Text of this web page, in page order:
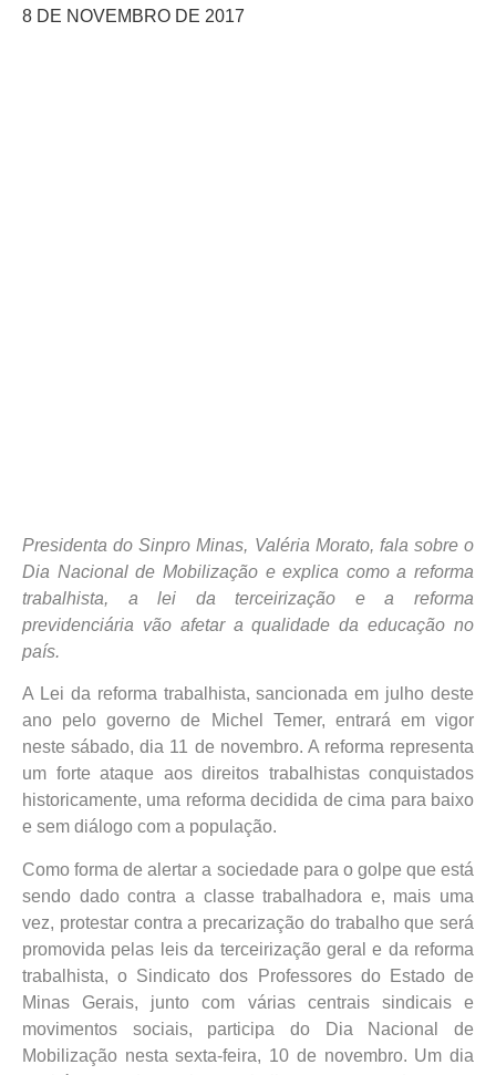
8 DE NOVEMBRO DE 2017
Presidenta do Sinpro Minas, Valéria Morato, fala sobre o
Dia Nacional de Mobilização e explica como a reforma
trabalhista, a lei da terceirização e a reforma
previdenciária vão afetar a qualidade da educação no
país.
A Lei da reforma trabalhista, sancionada em julho deste
ano pelo governo de Michel Temer, entrará em vigor
neste sábado, dia 11 de novembro. A reforma representa
um forte ataque aos direitos trabalhistas conquistados
historicamente, uma reforma decidida de cima para baixo
e sem diálogo com a população.
Como forma de alertar a sociedade para o golpe que está
sendo dado contra a classe trabalhadora e, mais uma
vez, protestar contra a precarização do trabalho que será
promovida pelas leis da terceirização geral e da reforma
trabalhista, o Sindicato dos Professores do Estado de
Minas Gerais, junto com várias centrais sindicais e
movimentos sociais, participa do Dia Nacional de
Mobilização nesta sexta-feira, 10 de novembro. Um dia